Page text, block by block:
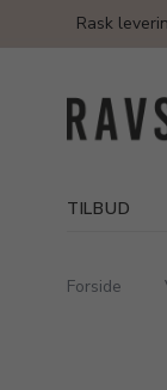
Rask
TILBUD
Forside